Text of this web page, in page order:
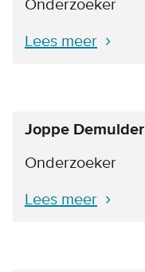
Onderzoeker
Lees meer
Joppe Demulder
Onderzoeker
Lees meer